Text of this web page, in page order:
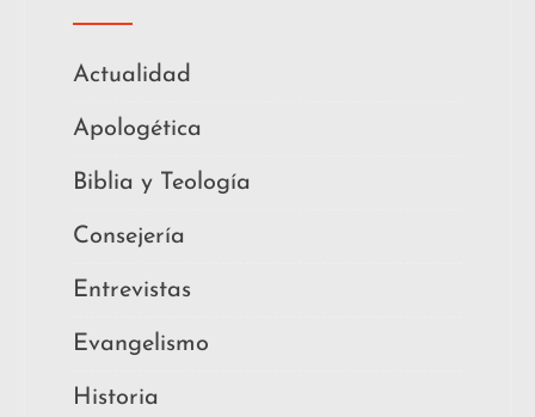
Actualidad
Apologética
Biblia y Teología
Consejería
Entrevistas
Evangelismo
Historia